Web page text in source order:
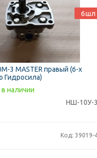
3 MASTER правый (6-х
Гидросила)
в наличии
НШ-10У-3
Код: 39019-
6шл